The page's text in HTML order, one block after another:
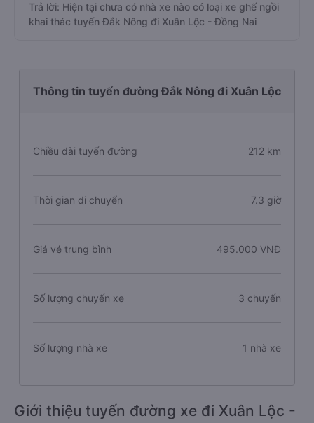
Trả lời: Hiện tại chưa có nhà xe nào có loại xe ghế ngồi
khai thác tuyến Đắk Nông đi Xuân Lộc - Đồng Nai
Thông tin tuyến đường Đắk Nông đi Xuân Lộc
Chiều dài tuyến đường 212 km
Thời gian di chuyển 7.3 giờ
Giá vé trung bình 495.000 VNĐ
Số lượng chuyến xe 3 chuyến
Số lượng nhà xe 1 nhà xe
Giới thiệu tuyến đường xe đi Xuân Lộc -